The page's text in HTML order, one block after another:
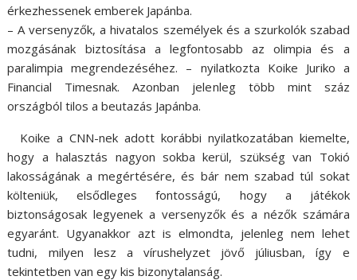
érkezhessenek emberek Japánba.
– A versenyzők, a hivatalos személyek és a szurkolók szabad
mozgásának biztosítása a legfontosabb az olimpia és a
paralimpia megrendezéséhez. – nyilatkozta Koike Juriko a
Financial Timesnak. Azonban jelenleg több mint száz
országból tilos a beutazás Japánba.
Koike a CNN-nek adott korábbi nyilatkozatában kiemelte,
hogy a halasztás nagyon sokba kerül, szükség van Tokió
lakosságának a megértésére, és bár nem szabad túl sokat
költeniük, elsődleges fontosságú, hogy a játékok
biztonságosak legyenek a versenyzők és a nézők számára
egyaránt. Ugyanakkor azt is elmondta, jelenleg nem lehet
tudni, milyen lesz a vírushelyzet jövő júliusban, így e
tekintetben van egy kis bizonytalanság.